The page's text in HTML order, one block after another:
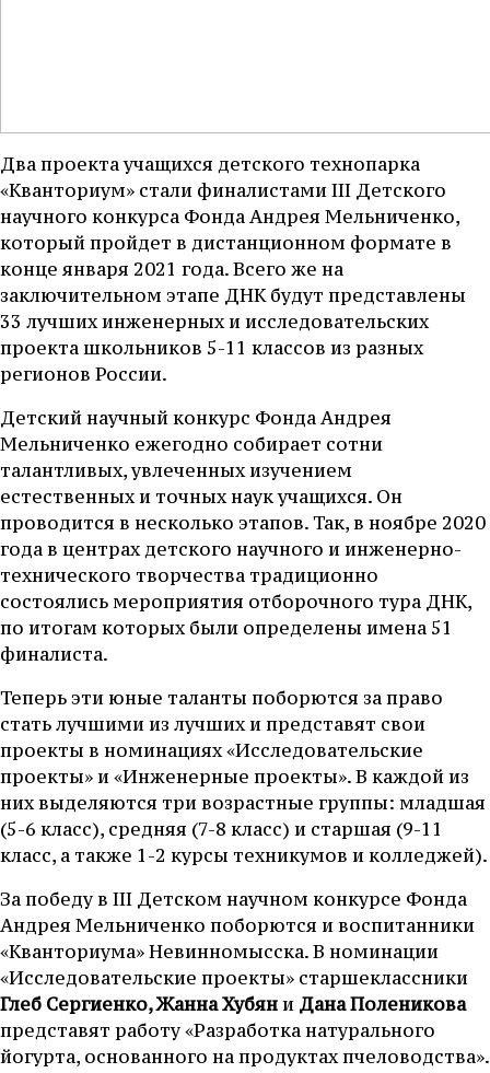
Два проекта учащихся детского технопарка
«Кванториум» стали финалистами III Детского
научного конкурса Фонда Андрея Мельниченко,
который пройдет в дистанционном формате в
конце января 2021 года. Всего же на
заключительном этапе ДНК будут представлены
33 лучших инженерных и исследовательских
проекта школьников 5-11 классов из разных
регионов России.
Детский научный конкурс Фонда Андрея
Мельниченко ежегодно собирает сотни
талантливых, увлеченных изучением
естественных и точных наук учащихся. Он
проводится в несколько этапов. Так, в ноябре 2020
года в центрах детского научного и инженерно-
технического творчества традиционно
состоялись мероприятия отборочного тура ДНК,
по итогам которых были определены имена 51
финалиста.
Теперь эти юные таланты поборются за право
стать лучшими из лучших и представят свои
проекты в номинациях «Исследовательские
проекты» и «Инженерные проекты». В каждой из
них выделяются три возрастные группы: младшая
(5-6 класс), средняя (7-8 класс) и старшая (9-11
класс, а также 1-2 курсы техникумов и колледжей).
За победу в III Детском научном конкурсе Фонда
Андрея Мельниченко поборются и воспитанники
«Кванториума» Невинномысска. В номинации
«Исследовательские проекты» старшеклассники
Глеб Сергиенко, Жанна Хубяни Дана Поленикова
представят работу «Разработка натурального
йогурта, основанного на продуктах пчеловодства».